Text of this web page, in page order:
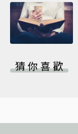
猜你喜歡